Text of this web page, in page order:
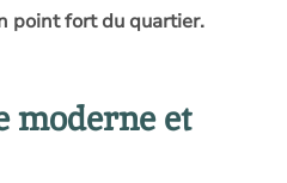
point fort du quartier.
moderne et